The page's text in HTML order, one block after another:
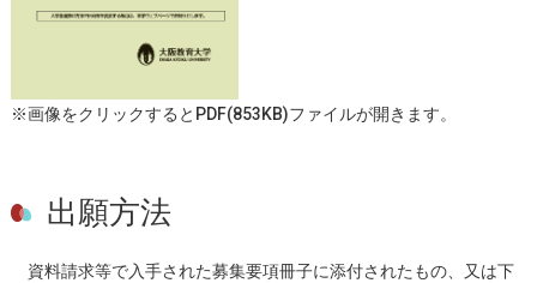
※画像をクリックするとPDF(853KB)ファイルが開きます。
出願方法
資料請求等で入手された募集要項冊子に添付されたもの、又は下